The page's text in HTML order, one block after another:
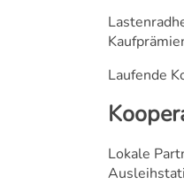
Laufende
Lokale